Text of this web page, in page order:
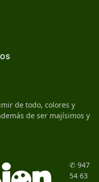
de todo, colores y
de ser majísimos y
✆ 947
54 63